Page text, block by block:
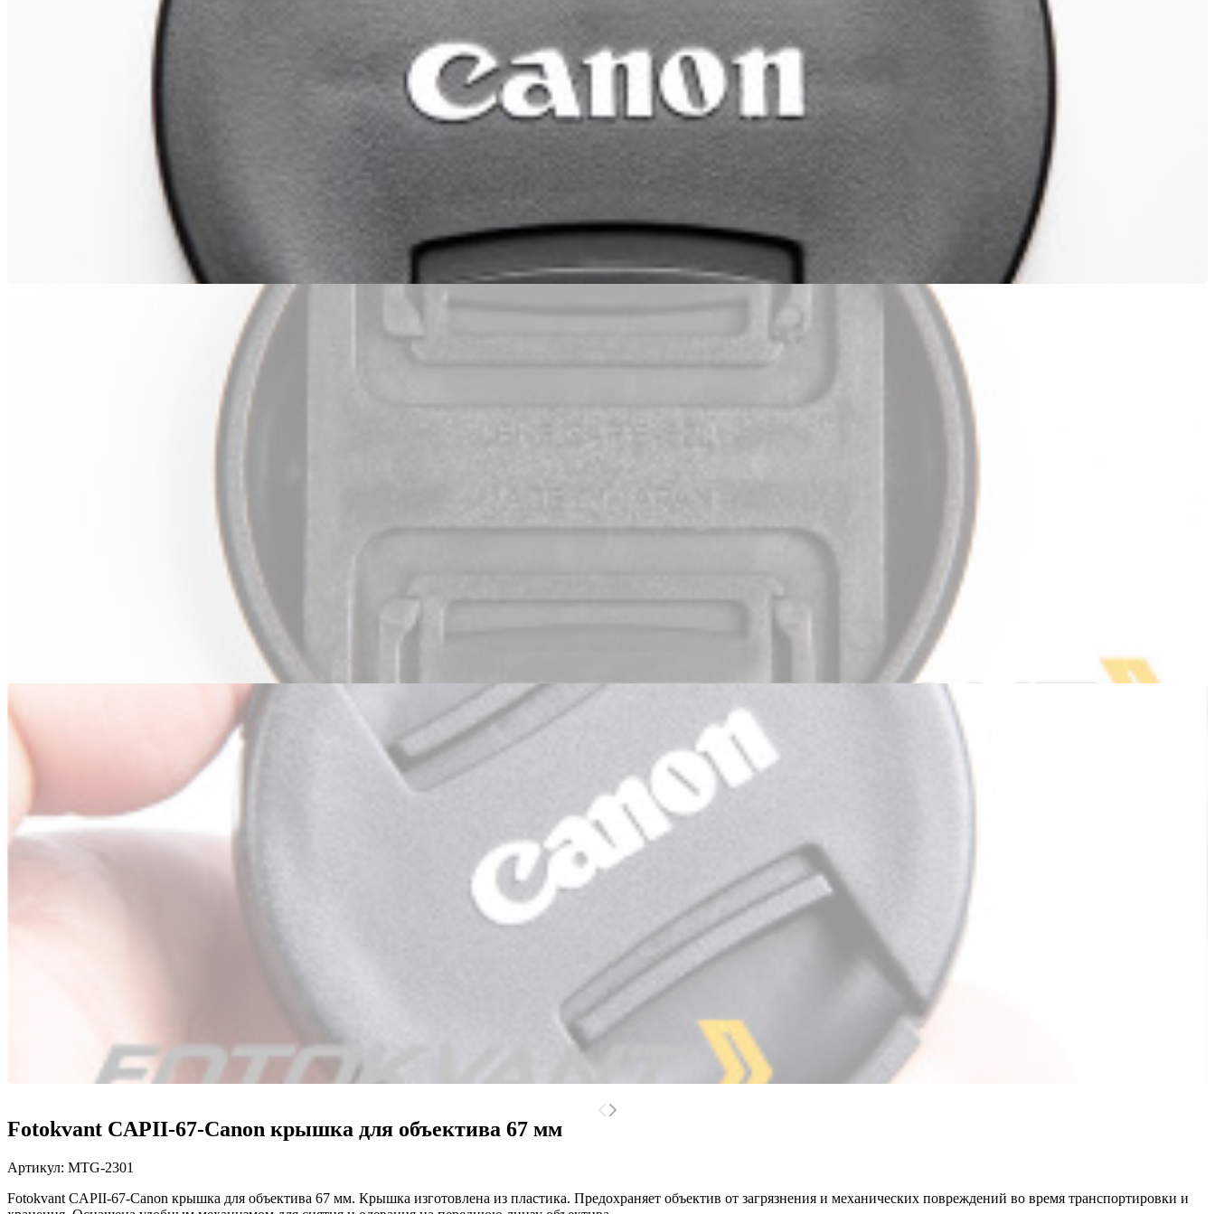
Fotokvant CAPII-67-Canon крышка для объектива 67 мм
Артикул: MTG-2301
Fotokvant CAPII-67-Canon крышка для объектива 67 мм. Крышка изготовлена из пластика. Предохраняет объектив от загрязнения и механических повреждений во время транспортировки и